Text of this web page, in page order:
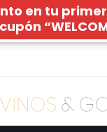
en tu